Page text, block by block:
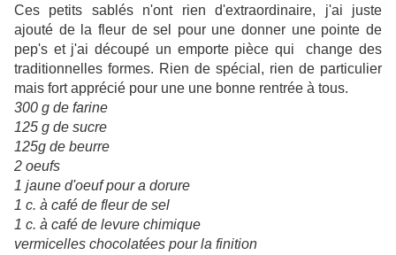
Ces petits sablés n'ont rien d'extraordinaire, j'ai juste
ajouté de la fleur de sel pour une donner une pointe de
pep's et j'ai découpé un emporte pièce qui change des
traditionnelles formes. Rien de spécial, rien de particulier
mais fort apprécié pour une une bonne rentrée à tous.
300 g de farine
125 g de sucre
125g de beurre
2 oeufs
1 jaune d'oeuf pour a dorure
1 c. à café de fleur de sel
1 c. à café de levure chimique
vermicelles chocolatées pour la finition